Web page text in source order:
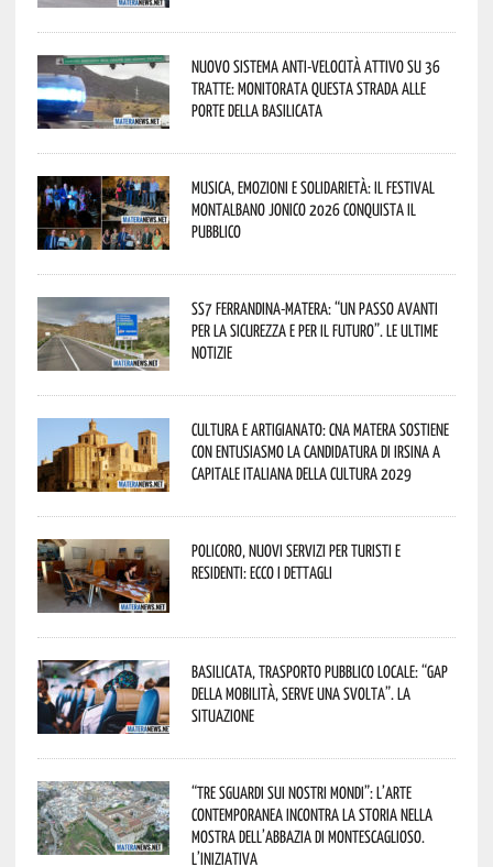
Nuovo sistema anti-velocità attivo su 36
tratte: monitorata questa strada alle
porte della Basilicata
Musica, emozioni e solidarietà: il Festival
Montalbano Jonico 2026 conquista il
pubblico
SS7 Ferrandina-Matera: “Un passo avanti
per la sicurezza e per il futuro”. Le ultime
notizie
Cultura e Artigianato: CNA Matera sostiene
con entusiasmo la candidatura di Irsina a
Capitale Italiana della Cultura 2029
Policoro, nuovi servizi per turisti e
residenti: ecco i dettagli
Basilicata, trasporto pubblico locale: “Gap
della mobilità, serve una svolta”. La
situazione
“Tre Sguardi sui Nostri Mondi”: l’arte
contemporanea incontra la storia nella
mostra dell’Abbazia di Montescaglioso.
L’iniziativa